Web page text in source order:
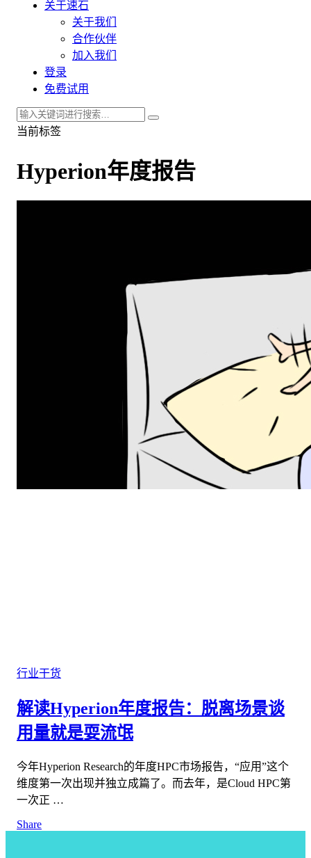
关于速石
关于我们
合作伙伴
加入我们
登录
免费试用
当前标签
Hyperion年度报告
行业干货
解读Hyperion年度报告：脱离场景谈
用量就是耍流氓
今年Hyperion Research的年度HPC市场报告，“应用”这个
维度第一次出现并独立成篇了。而去年，是Cloud HPC第
一次正 …
Share